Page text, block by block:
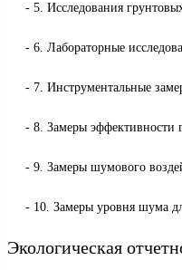
5. Исследования
6. Лабораторные
7. Инструментальные
8. Замеры эффективности
9. Замеры шумового
10. Замеры уровня шума
Экологическая